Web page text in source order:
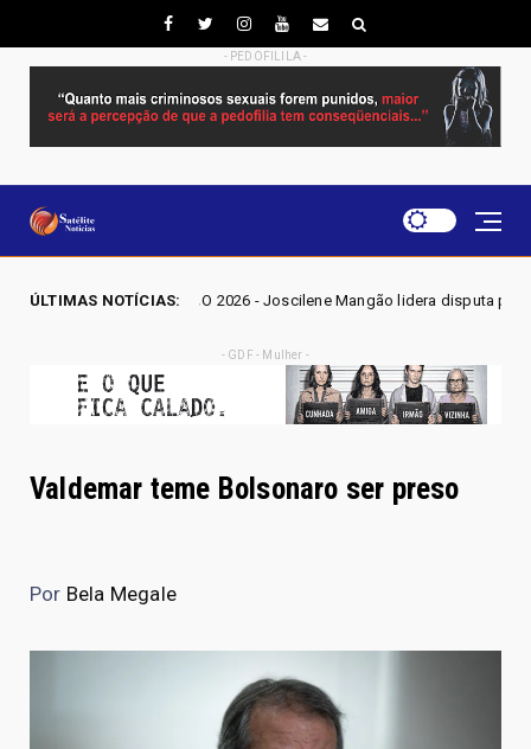
- PEDOFILILA -
ÚLTIMAS NOTÍCIAS:
GO 2026 - Joscilene Mangão lidera disputa por vaga na Alego em Novo
- GDF - Mulher -
Valdemar teme Bolsonaro ser preso
Por Bela Megale